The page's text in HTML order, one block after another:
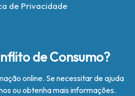
de Privacidade
de Consumo?
online. Se necessitar de ajuda
ou obtenha mais informações.